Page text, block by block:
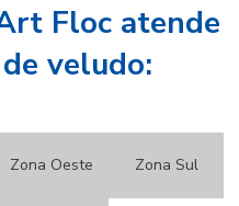
Floc atende
veludo:
Zona Oeste Zona Sul